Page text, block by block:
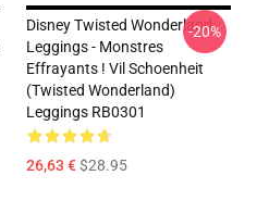
Disney Twisted Wonderland
Leggings - Monstres
Effrayants ! Vil Schoenheit
(Twisted Wonderland)
Leggings RB0301
26,63 €$28.95
-20%